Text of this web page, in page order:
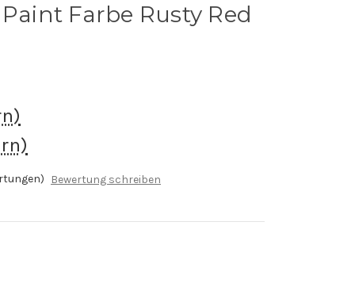
Farbe Rusty Red
Bewertung schreiben